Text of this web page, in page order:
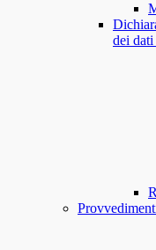
dei dati